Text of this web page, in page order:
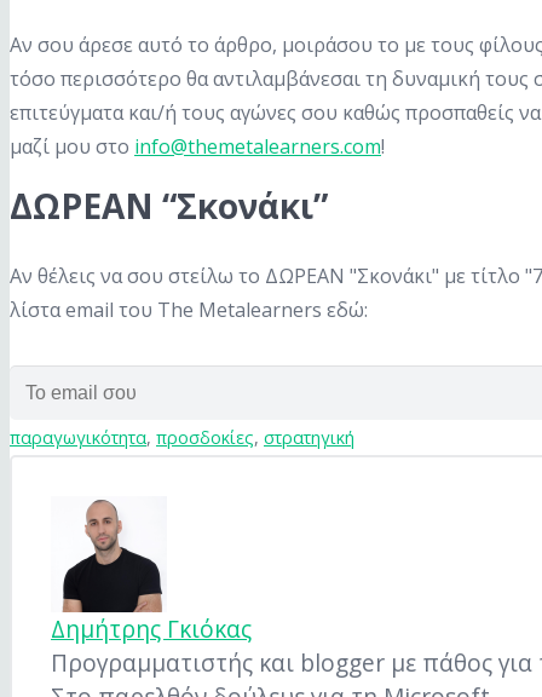
Αν σου άρεσε αυτό το άρθρο, μοιράσου το με τους
τόσο περισσότερο θα αντιλαμβάνεσαι τη δυναμική
επιτεύγματα και/ή τους αγώνες σου καθώς προσπαθείς
μαζί μου στο info@themetalearners.com!
ΔΩΡΕΑΝ “Σκονάκι”
Αν θέλεις να σου στείλω το ΔΩΡΕΑΝ "Σκονάκι" με τίτλο
λίστα email του The Metalearners εδώ:
παραγωγικότητα, προσδοκίες, στρατηγική
Δημήτρης Γκιόκας
Προγραμματιστής και blogger με πάθος για